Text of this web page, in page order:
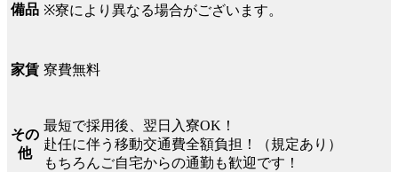
備品 ※寮により異なる場合がございます。
家賃 寮費無料
その
他
最短で採用後、翌日入寮OK！
赴任に伴う移動交通費全額負担！（規定あり）
もちろんご自宅からの通勤も歓迎です！